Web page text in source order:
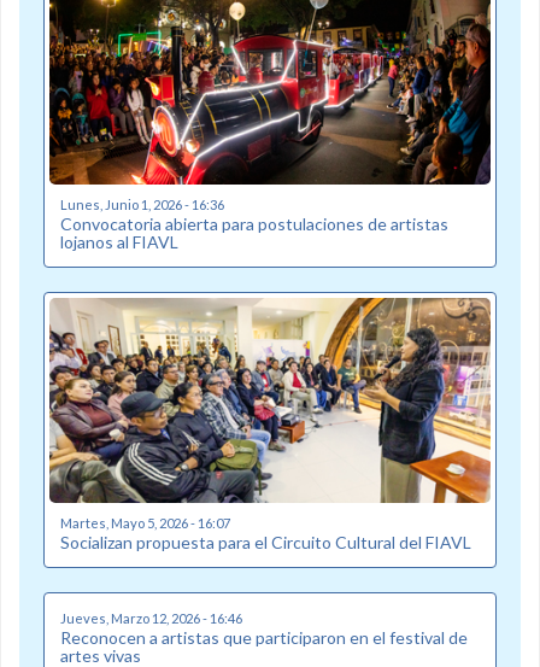
Lunes, Junio 1, 2026 - 16:36
Convocatoria abierta para postulaciones de artistas
lojanos al FIAVL
Martes, Mayo 5, 2026 - 16:07
Socializan propuesta para el Circuito Cultural del FIAVL
Jueves, Marzo 12, 2026 - 16:46
Reconocen a artistas que participaron en el festival de
artes vivas